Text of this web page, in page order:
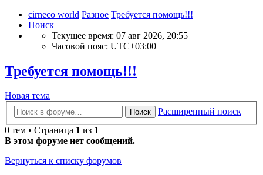
cirneco world Разное Требуется помощь!!!
Поиск
Текущее время: 07 авг 2026, 20:55
Часовой пояс: UTC+03:00
Требуется помощь!!!
Новая тема
Поиск
Расширенный поиск
0 тем • Страница 1 из 1
В этом форуме нет сообщений.
Вернуться к списку форумов